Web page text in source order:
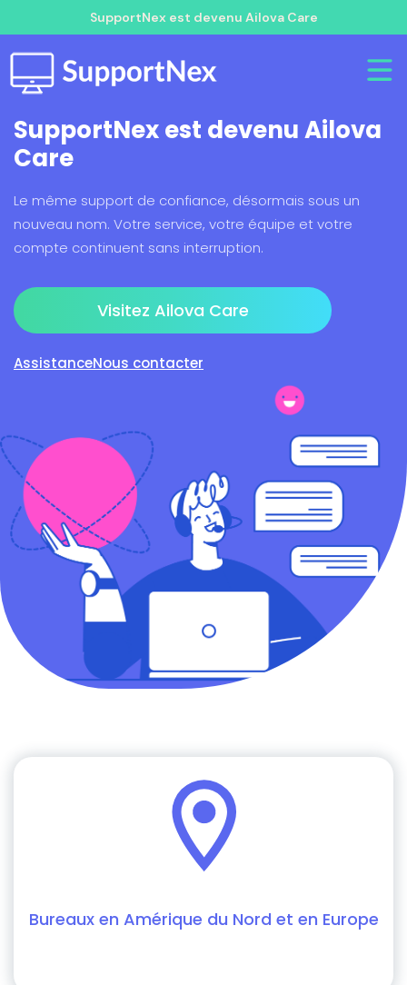
SupportNex est devenu Ailova Care
SupportNex est devenu Ailova
Care
Le même support de confiance, désormais sous un
nouveau nom. Votre service, votre équipe et votre
compte continuent sans interruption.
Visitez Ailova Care
AssistanceNous contacter
Bureaux en Amérique du Nord et en Europe